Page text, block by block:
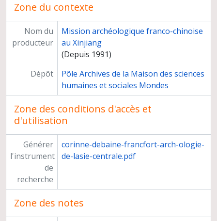
Zone du contexte
Nom du
producteur
Mission archéologique franco-chinoise
au Xinjiang
(Depuis 1991)
Dépôt
Pôle Archives de la Maison des sciences
humaines et sociales Mondes
Zone des conditions d'accès et
d'utilisation
Générer
l'instrument
de
recherche
corinne-debaine-francfort-arch-ologie-
de-lasie-centrale.pdf
Zone des notes